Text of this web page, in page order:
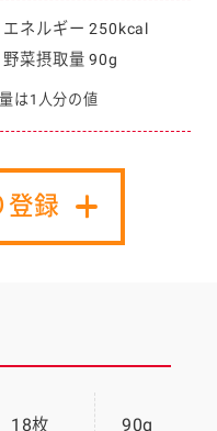
エネルギー 250kcal
野菜摂取量 90g
は1人分の値
登録
18枚 90g